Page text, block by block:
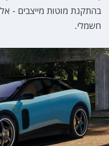
בהתקנת מוטות מייצבים -
חשמלי.